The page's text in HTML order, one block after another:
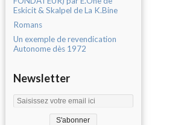
Eskicit & Skalpel de La K.Bine
Romans
Un exemple de revendication
Autonome dès 1972
Newsletter